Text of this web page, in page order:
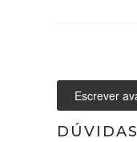
Escrever